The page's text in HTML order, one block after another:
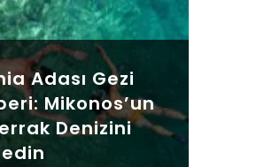
Adası Gezi
Mikonos’un
Denizini